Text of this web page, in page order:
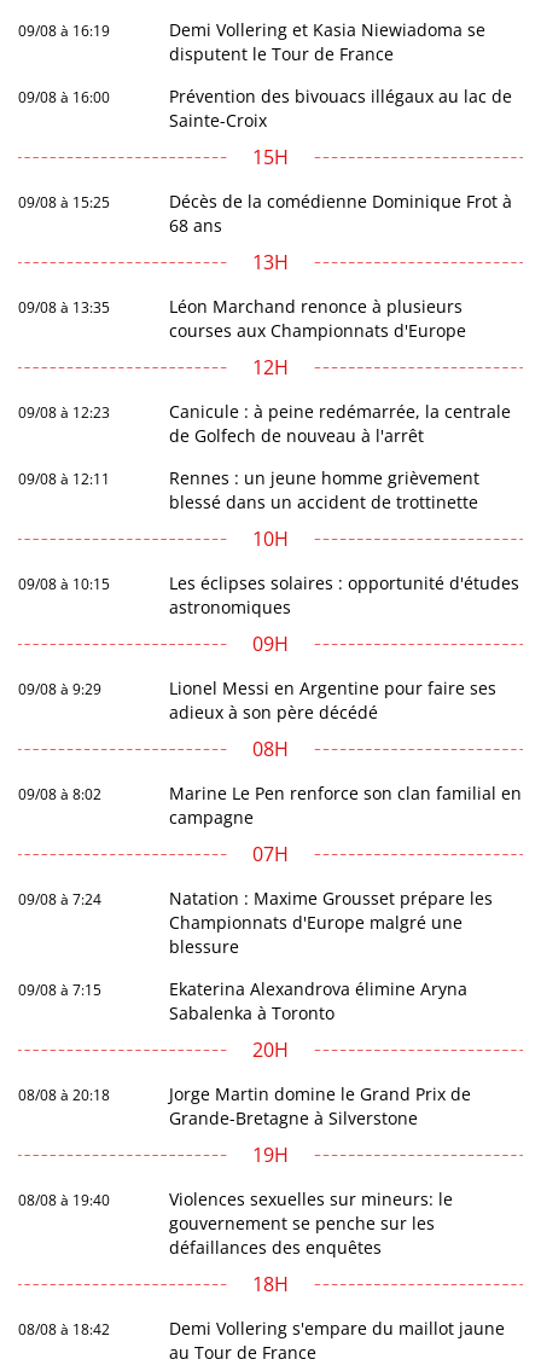
09/08 à 16:19
Demi Vollering et Kasia Niewiadoma se
disputent le Tour de France
09/08 à 16:00
Prévention des bivouacs illégaux au lac de
Sainte-Croix
15H
09/08 à 15:25
Décès de la comédienne Dominique Frot à
68 ans
13H
09/08 à 13:35
Léon Marchand renonce à plusieurs
courses aux Championnats d'Europe
12H
09/08 à 12:23
Canicule : à peine redémarrée, la centrale
de Golfech de nouveau à l'arrêt
09/08 à 12:11
Rennes : un jeune homme grièvement
blessé dans un accident de trottinette
10H
09/08 à 10:15
Les éclipses solaires : opportunité d'études
astronomiques
09H
09/08 à 9:29
Lionel Messi en Argentine pour faire ses
adieux à son père décédé
08H
09/08 à 8:02
Marine Le Pen renforce son clan familial en
campagne
07H
09/08 à 7:24
Natation : Maxime Grousset prépare les
Championnats d'Europe malgré une
blessure
09/08 à 7:15
Ekaterina Alexandrova élimine Aryna
Sabalenka à Toronto
20H
08/08 à 20:18
Jorge Martin domine le Grand Prix de
Grande-Bretagne à Silverstone
19H
08/08 à 19:40
Violences sexuelles sur mineurs: le
gouvernement se penche sur les
défaillances des enquêtes
18H
08/08 à 18:42
Demi Vollering s'empare du maillot jaune
au Tour de France